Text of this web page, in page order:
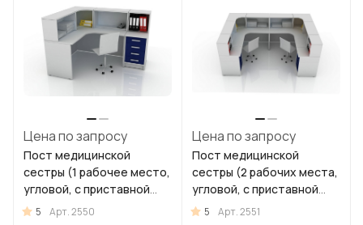
Цена по запросу
Пост медицинской
сестры (1 рабочее место,
угловой, с приставной
тумбой) 106-009-1
5 Арт.2550
Цена по запросу
Пост медицинской
сестры (2 рабочих места,
угловой, с приставной
тумбой) 106-009-2
5 Арт.2551